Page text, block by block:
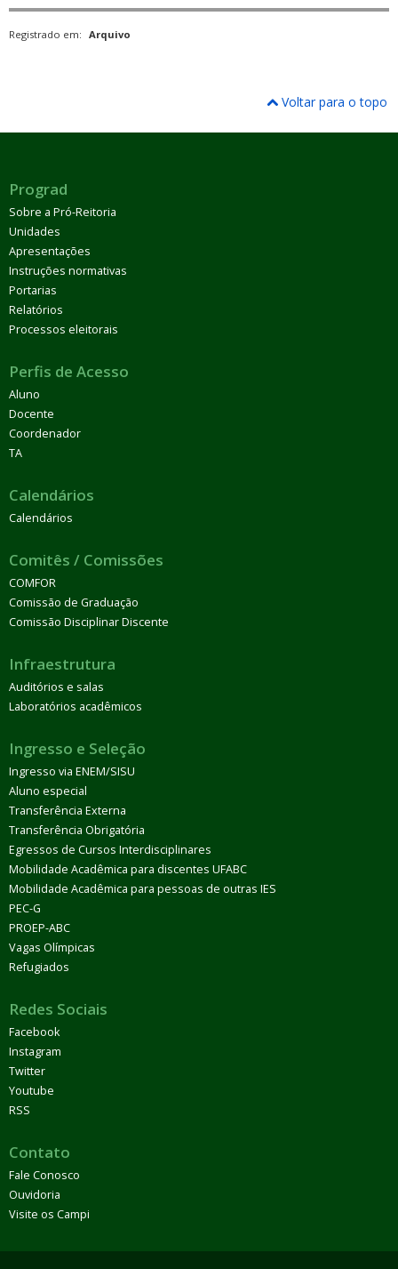
Registrado em: Arquivo
Voltar para o topo
Prograd
Sobre a Pró-Reitoria
Unidades
Apresentações
Instruções normativas
Portarias
Relatórios
Processos eleitorais
Perfis de Acesso
Aluno
Docente
Coordenador
TA
Calendários
Calendários
Comitês / Comissões
COMFOR
Comissão de Graduação
Comissão Disciplinar Discente
Infraestrutura
Auditórios e salas
Laboratórios acadêmicos
Ingresso e Seleção
Ingresso via ENEM/SISU
Aluno especial
Transferência Externa
Transferência Obrigatória
Egressos de Cursos Interdisciplinares
Mobilidade Acadêmica para discentes UFABC
Mobilidade Acadêmica para pessoas de outras IES
PEC-G
PROEP-ABC
Vagas Olímpicas
Refugiados
Redes Sociais
Facebook
Instagram
Twitter
Youtube
RSS
Contato
Fale Conosco
Ouvidoria
Visite os Campi